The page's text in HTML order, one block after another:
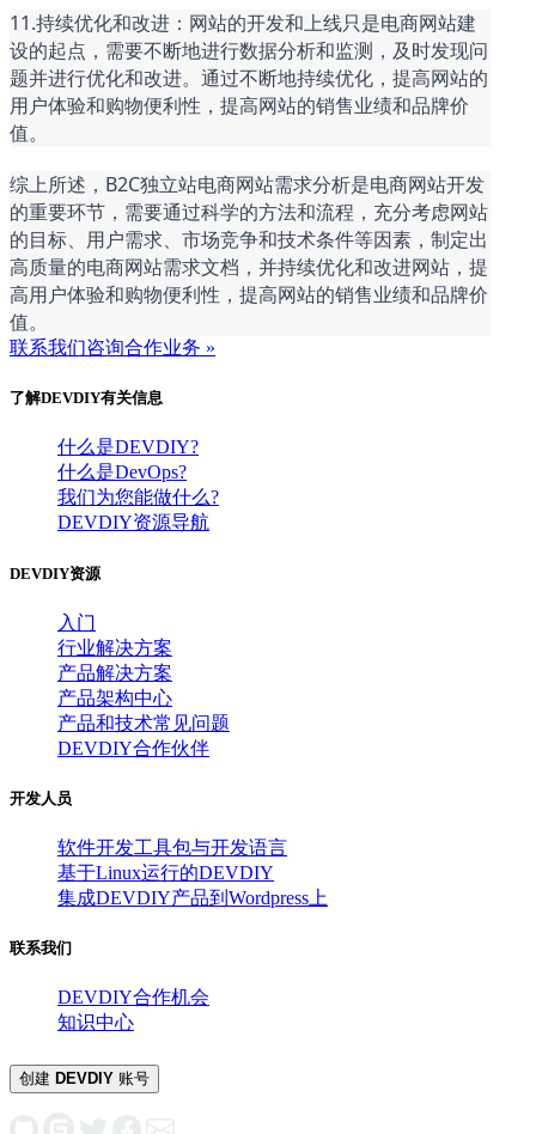
11.持续优化和改进：网站的开发和上线只是电商网站建
设的起点，需要不断地进行数据分析和监测，及时发现问
题并进行优化和改进。通过不断地持续优化，提高网站的
用户体验和购物便利性，提高网站的销售业绩和品牌价
值。
综上所述，B2C独立站电商网站需求分析是电商网站开发
的重要环节，需要通过科学的方法和流程，充分考虑网站
的目标、用户需求、市场竞争和技术条件等因素，制定出
高质量的电商网站需求文档，并持续优化和改进网站，提
高用户体验和购物便利性，提高网站的销售业绩和品牌价
值。
联系我们咨询合作业务 »
了解DEVDIY有关信息
什么是DEVDIY?
什么是DevOps?
我们为您能做什么?
DEVDIY资源导航
DEVDIY资源
入门
行业解决方案
产品解决方案
产品架构中心
产品和技术常见问题
DEVDIY合作伙伴
开发人员
软件开发工具包与开发语言
基于Linux运行的DEVDIY
集成DEVDIY产品到Wordpress上
联系我们
DEVDIY合作机会
知识中心
创建 DEVDIY 账号